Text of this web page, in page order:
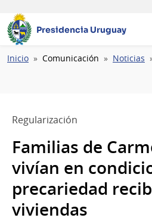
Presidencia Uruguay
Ruta
Inicio Comunicación Noticias
Regularización
Familias de
vivían en
precariedad
viviendas